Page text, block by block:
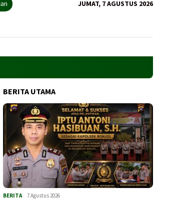
JUMAT, 7 AGUSTUS 2026
BERITA UTAMA
BERITA 7 Agustus 2026